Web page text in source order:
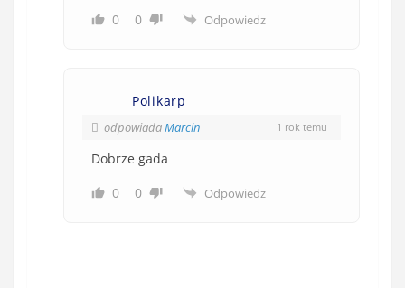
0 0 Odpowiedz
Polikarp
odpowiadaMarcin 1 rok temu
Dobrze gada
0
0 Odpowiedz